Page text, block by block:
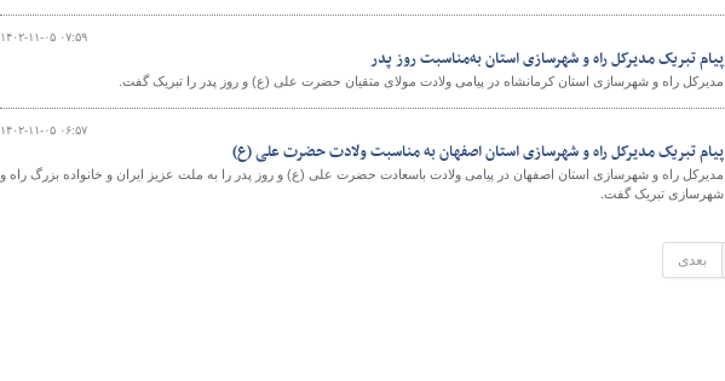
۱۴۰۲-۱۱-۰۵ ۰۷:۵۹
پیام تبریک مدیرکل راه و شهرسازی استان به‌مناسبت روز پدر
مدیرکل راه و شهرسازی استان کرمانشاه در پیامی ولادت مولای متقیان حضرت علی (ع) و روز پدر را تبریک گفت.
۱۴۰۲-۱۱-۰۵ ۰۶:۵۷
پیام تبریک مدیرکل راه و شهرسازی استان اصفهان به مناسبت ولادت حضرت علی (ع)
مدیرکل راه و شهرسازی استان اصفهان در پیامی ولادت باسعادت حضرت علی (ع) و روز پدر را به ملت عزیز ایران و خانواده بزرگ راه و
شهرسازی تبریک گفت.
بعدی